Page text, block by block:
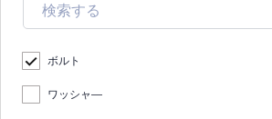
ボルト
ワッシャ―